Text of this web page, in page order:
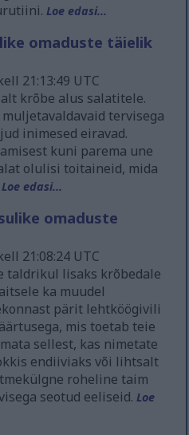
Loe edasi...
omaduste täielik
21:13:49 UTC
krõbe alus salatitele.
tervisega
inimesed eiravad.
kuni parema une
olulisi toitaineid, mida
Loe edasi...
omaduste
21:08:24 UTC
taldrikul lisaks krõbedale
ka muudel
pärit lehtköögivili
mis toetab teie
sellest, kas nimetate
endiiviaks või lihtsalt
roheline taim
seotud eeliseid.Loe